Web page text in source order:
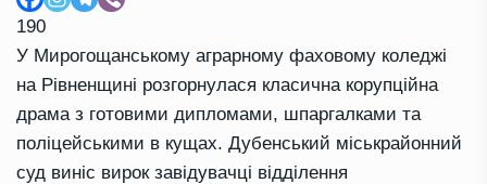
190
У Мирогощанському аграрному фаховому коледжі
на Рівненщині розгорнулася класична корупційна
драма з готовими дипломами, шпаргалками та
поліцейськими в кущах. Дубенський міськрайонний
суд виніс вирок завідувачці відділення